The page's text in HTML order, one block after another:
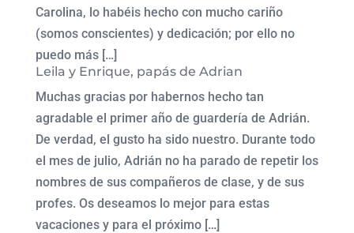
Carolina, lo habéis hecho con mucho cariño
(somos conscientes) y dedicación; por ello no
puedo más […]
Leila y Enrique, papás de Adrian
Muchas gracias por habernos hecho tan
agradable el primer año de guardería de Adrián.
De verdad, el gusto ha sido nuestro. Durante todo
el mes de julio, Adrián no ha parado de repetir los
nombres de sus compañeros de clase, y de sus
profes. Os deseamos lo mejor para estas
vacaciones y para el próximo […]